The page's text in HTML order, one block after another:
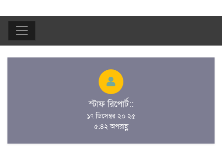
স্টাফ রিপোর্ট::
১৭ ডিসেম্বর ২০ ২৫
৫:৪২ অপরাহ্ণ